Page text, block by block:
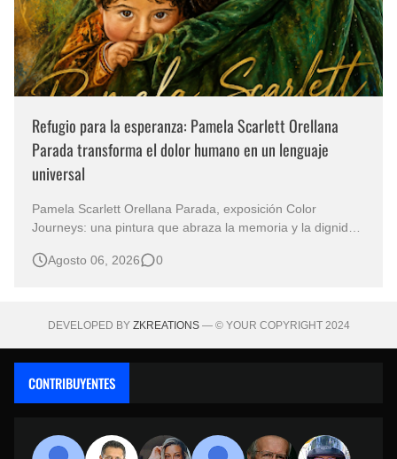
Refugio para la esperanza: Pamela Scarlett Orellana
Parada transforma el dolor humano en un lenguaje
universal
Pamela Scarlett Orellana Parada, exposición Color
Journeys: una pintura que abraza la memoria y la dignidad
obras no necesitan levantar la voz para permanecer en la
Agosto 06, 2026 0
DEVELOPED BY ZKREATIONS— © YOUR COPYRIGHT 2024
CONTRIBUYENTES